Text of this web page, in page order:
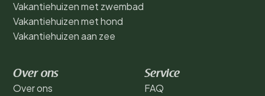
Vakantiehuizen met zwembad
Vakantiehuizen met hond
Vakantiehuizen aan zee
Over ons
Over ons
Service
FAQ